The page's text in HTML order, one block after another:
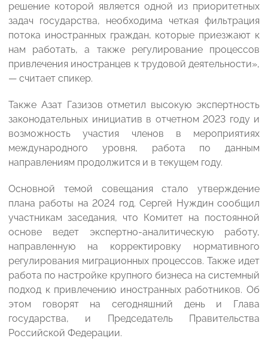
решение которой является одной из приоритетных
задач государства, необходима четкая фильтрация
потока иностранных граждан, которые приезжают к
нам работать, а также регулирование процессов
привлечения иностранцев к трудовой деятельности»,
— считает спикер.
Также Азат Газизов отметил высокую экспертность
законодательных инициатив в отчетном 2023 году и
возможность участия членов в мероприятиях
международного уровня, работа по данным
направлениям продолжится и в текущем году.
Основной темой совещания стало утверждение
плана работы на 2024 год. Сергей Нуждин сообщил
участникам заседания, что Комитет на постоянной
основе ведет экспертно-аналитическую работу,
направленную на корректировку нормативного
регулирования миграционных процессов. Также идет
работа по настройке крупного бизнеса на системный
подход к привлечению иностранных работников. Об
этом говорят на сегодняшний день и Глава
государства, и Председатель Правительства
Российской Федерации.